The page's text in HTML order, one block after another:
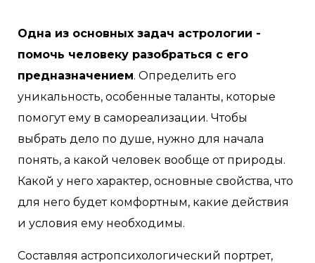
Одна из основных задач астрологии -
помочь человеку разобраться с его
предназначением. Определить его
уникальность, особенные таланты, которые
помогут ему в самореализации. Чтобы
выбрать дело по душе, нужно для начала
понять, а какой человек вообще от природы.
Какой у него характер, основные свойства, что
для него будет комфортным, какие действия
и условия ему необходимы.
Составляя астропсихологический портрет,